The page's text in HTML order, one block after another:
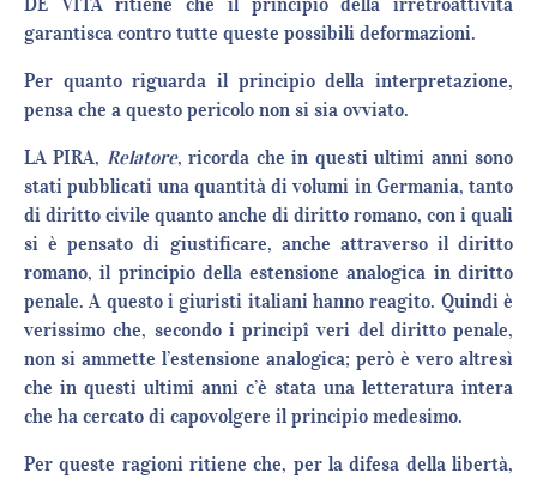
garantisca contro tutte queste possibili deformazioni.
Per quanto riguarda il principio della interpretazione,
pensa che a questo pericolo non si sia ovviato.
LA PIRA, Relatore, ricorda che in questi ultimi anni sono
stati pubblicati una quantità di volumi in Germania, tanto
di diritto civile quanto anche di diritto romano, con i quali
si è pensato di giustificare, anche attraverso il diritto
romano, il principio della estensione analogica in diritto
penale. A questo i giuristi italiani hanno reagito. Quindi è
verissimo che, secondo i principî veri del diritto penale,
non si ammette l’estensione analogica; però è vero altresì
che in questi ultimi anni c’è stata una letteratura intera
che ha cercato di capovolgere il principio medesimo.
Per queste ragioni ritiene che, per la difesa della libertà,